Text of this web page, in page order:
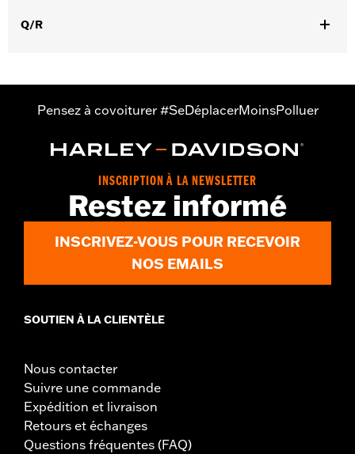
Dimension Description:
Verres : 74 / Pont : 17 / Branches : 125
Q/R
Pensez à covoiturer #SeDéplacerMoinsPolluer
INSCRIPTION À LA NEWSLETTER
Restez informé
INSCRIVEZ-VOUS POUR RECEVOIR
NOS EMAILS
SOUTIEN À LA CLIENTÈLE
Nous contacter
Suivre une commande
Expédition et livraison
Retours et échanges
Questions fréquentes (FAQ)